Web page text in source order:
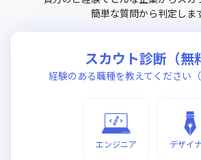
簡単な質問から判定しま
スカウト診断（無
経験のある職種を教えてください（
エンジニア デザイ